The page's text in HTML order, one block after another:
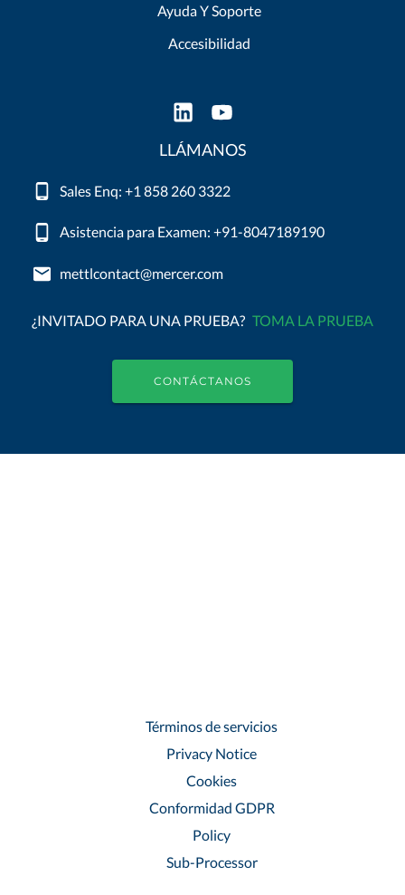
Ayuda Y Soporte
Accesibilidad
LLÁMANOS
Sales Enq: +1 858 260 3322
Asistencia para Examen: +91-8047189190
mettlcontact@mercer.com
¿INVITADO PARA UNA PRUEBA? TOMA LA PRUEBA
CONTÁCTANOS
Términos de servicios
Privacy Notice
Cookies
Conformidad GDPR
Policy
Sub-Processor